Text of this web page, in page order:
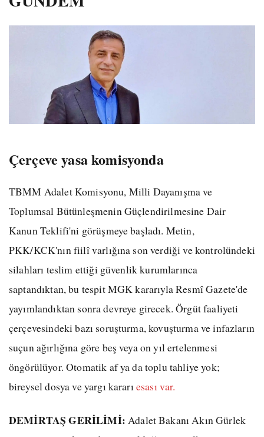
Çerçeve yasa komisyonda
TBMM Adalet Komisyonu, Milli Dayanışma ve
Toplumsal Bütünleşmenin Güçlendirilmesine Dair
Kanun Teklifi'ni görüşmeye başladı. Metin,
PKK/KCK'nın fiilî varlığına son verdiği ve kontrolündeki
silahları teslim ettiği güvenlik kurumlarınca
saptandıktan, bu tespit MGK kararıyla Resmî Gazete'de
yayımlandıktan sonra devreye girecek. Örgüt faaliyeti
çerçevesindeki bazı soruşturma, kovuşturma ve infazların
suçun ağırlığına göre beş veya on yıl ertelenmesi
öngörülüyor. Otomatik af ya da toplu tahliye yok;
bireysel dosya ve yargı kararıesası var.
DEMİRTAŞ GERİLİMİ: Adalet Bakanı Akın Gürlek